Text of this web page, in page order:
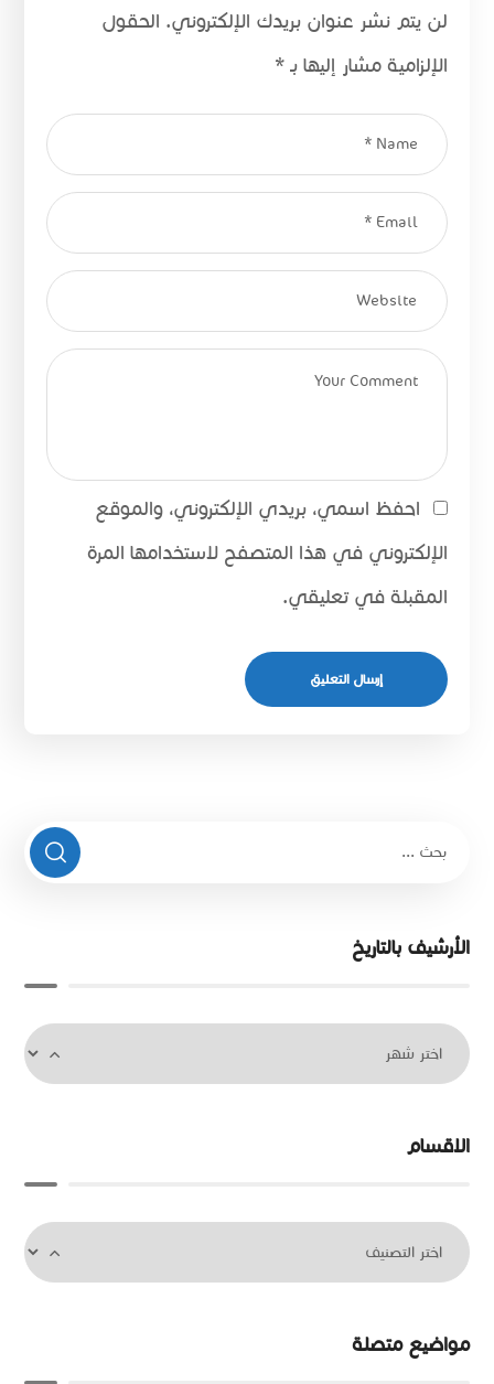
لن يتم نشر عنوان بريدك الإلكتروني. الحقول
الإلزامية مشار إليها بـ*
احفظ اسمي، بريدي الإلكتروني، والموقع
الإلكتروني في هذا المتصفح لاستخدامها المرة
المقبلة في تعليقي.
الأرشيف بالتاريخ
الاقسام
مواضيع متصلة